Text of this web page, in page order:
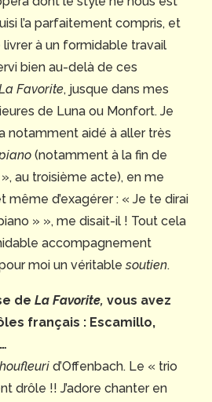
l’a parfaitement compris, et
livrer à un formidable travail
bien au-delà de ces
Favorite, jusque dans mes
de Luna ou Monfort. Je
notamment aidé à aller très
(notamment à la fin de
au troisième acte), en me
même d’exagérer : « Je te dirai
» », me disait-il ! Tout cela
accompagnement
moi un véritablesoutien.
de La Favorite, vous avez
français : Escamillo,
d’Offenbach. Le « trio
drôle !! J’adore chanter en